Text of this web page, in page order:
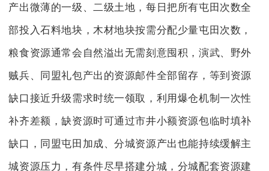
产出微薄的一级、二级土地，每日把所有屯田次数全
部投入石料地块，木材地块按需分配少量屯田次数，
粮食资源通常会自然溢出无需刻意囤积，演武、野外
贼兵、同盟礼包产出的资源邮件全部留存，等到资源
缺口接近升级需求时统一领取，利用爆仓机制一次性
补齐差额，缺资源时可通过市井小额资源包临时填补
缺口，同盟屯田加成、分城资源产出也能持续缓解主
城资源压力，有条件尽早搭建分城，分城配套资源建